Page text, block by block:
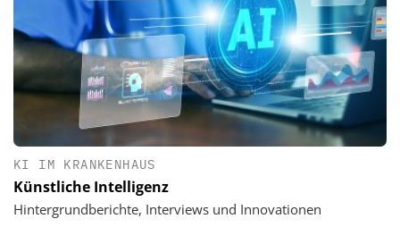
KI IM KRANKENHAUS
Künstliche Intelligenz
Hintergrundberichte, Interviews und Innovationen